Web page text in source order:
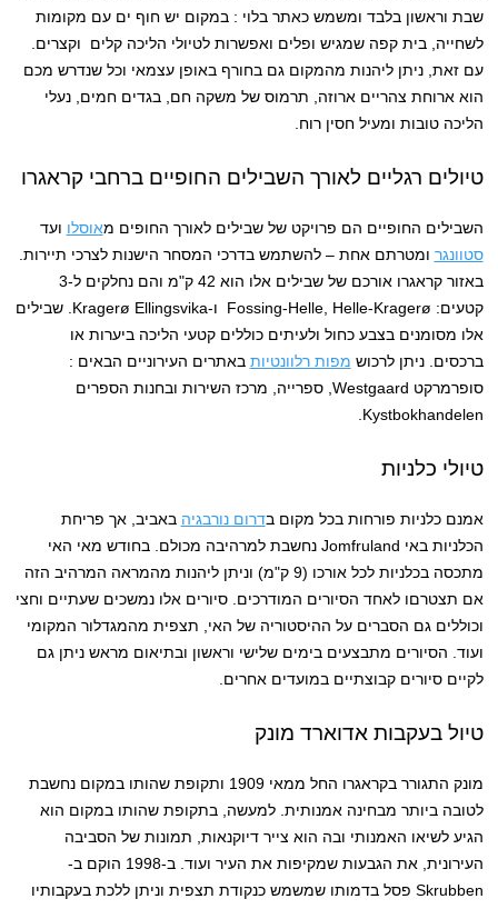
שבת וראשון בלבד ומשמש כאתר בלוי : במקום יש חוף ים עם מקומות
לשחייה, בית קפה שמגיש ופלים ואפשרות לטיולי הליכה קלים וקצרים.
עם זאת, ניתן ליהנות מהמקום גם בחורף באופן עצמאי וכל שנדרש מכם
הוא ארוחת צהריים ארוזה, תרמוס של משקה חם, בגדים חמים, נעלי
הליכה טובות ומעיל חסין רוח.
טיולים רגליים לאורך השבילים החופיים ברחבי קראגרו
השבילים החופיים הם פרויקט של שבילים לאורך החופים מאוסלו ועד
סטוונגר ומטרתם אחת – להשתמש בדרכי המסחר הישנות לצרכי תיירות.
באזור קראגרו אורכם של שבילים אלו הוא 42 ק"מ והם נחלקים ל-3
קטעים: Fossing-Helle, Helle-Kragerø ו-Kragerø Ellingsvika. שבילים
אלו מסומנים בצבע כחול ולעיתים כוללים קטעי הליכה ביערות או
ברכסים. ניתן לרכוש מפות רלוונטיות באתרים העירוניים הבאים :
סופרמרקט Westgaard, ספרייה, מרכז השירות ובחנות הספרים
Kystbokhandelen.
טיולי כלניות
אמנם כלניות פורחות בכל מקום בדרום נורבגיה באביב, אך פריחת
הכלניות באי Jomfruland נחשבת למרהיבה מכולם. בחודש מאי האי
מתכסה בכלניות לכל אורכו (9 ק"מ) וניתן ליהנות מהמראה המרהיב הזה
אם תצטרםו לאחד הסיורים המודרכים. סיורים אלו נמשכים שעתיים וחצי
וכוללים גם הסברים על ההיסטוריה של האי, תצפית מהמגדלור המקומי
ועוד. הסיורים מתבצעים בימים שלישי וראשון ובתיאום מראש ניתן גם
לקיים סיורים קבוצתיים במועדים אחרים.
טיול בעקבות אדוארד מונק
מונק התגורר בקראגרו החל ממאי 1909 ותקופת שהותו במקום נחשבת
לטובה ביותר מבחינה אמנותית. למעשה, בתקופת שהותו במקום הוא
הגיע לשיאו האמנותי ובה הוא צייר דיוקנאות, תמונות של הסביבה
העירונית, את הגבעות שמקיפות את העיר ועוד. ב-1998 הוקם ב-
Skrubben פסל בדמותו שמשמש כנקודת תצפית וניתן ללכת בעקבותיו